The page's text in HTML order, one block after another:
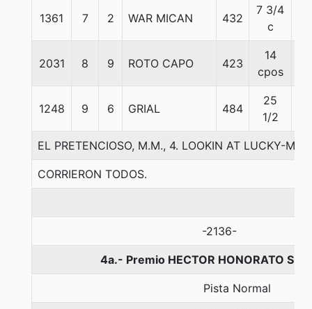
1361 7 2 WAR MICAN 432
7 3/4
c
2031 8 9 ROTO CAPO 423
14
cpos
1248 9 6 GRIAL 484
25
1/2
EL PRETENCIOSO, M.M., 4. LOOKIN AT LUCKY-MI
CORRIERON TODOS.
-2136-
4a.- Premio HECTOR HONORATO S.,
Pista Normal